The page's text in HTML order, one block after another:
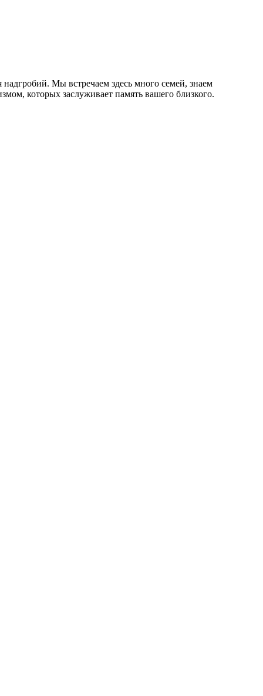
Мы встречаем здесь много семей, знаем
которых заслуживает память вашего близкого.